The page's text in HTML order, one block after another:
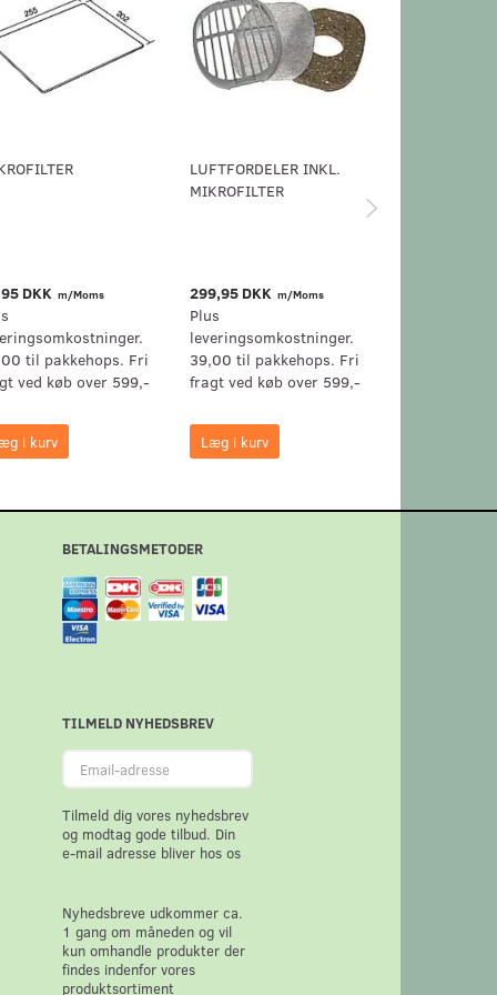
DKK m/Moms
til pakkehops. Fri
ved køb over 599,-
i kurv
LUFTFORDELER INKL.
MIKROFILTER
299,95 DKK m/Moms
Plus
leveringsomkostninger.
39,00 til pakkehops. Fri
fragt ved køb over 599,-
Læg i kurv
BETALINGSMETODER
TILMELD NYHEDSBREV
Email-
adresse
Tilmeld dig vores nyhedsbrev
og modtag gode tilbud. Din
e-mail adresse bliver hos os
Nyhedsbreve udkommer ca.
1 gang om måneden og vil
kun omhandle produkter der
findes indenfor vores
produktsortiment